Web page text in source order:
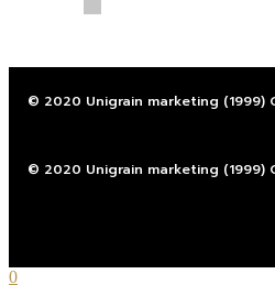
© 2020 Unigrain marketing (1999)
© 2020 Unigrain marketing (1999)
0